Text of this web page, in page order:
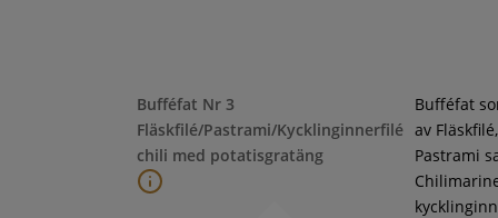
Bufféfat Nr 3
Fläskfilé/Pastrami/Kycklinginnerfilé
chili med potatisgratäng
Bufféfat
av Fläskfilé,
Pastrami